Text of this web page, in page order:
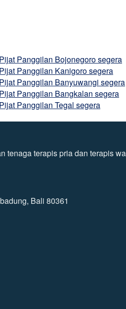
Panggilan Bojonegoro segera
Panggilan Kanigoro segera
Panggilan Banyuwangi segera
Panggilan Bangkalan segera
Panggilan Tegal segera
terapis pria dan terapis
Bali 80361